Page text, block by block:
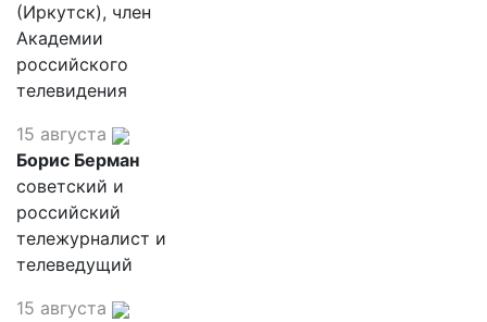
(Иркутск), член
Академии
российского
телевидения
15 августа
Борис Берман
советский и
российский
тележурналист и
телеведущий
15 августа